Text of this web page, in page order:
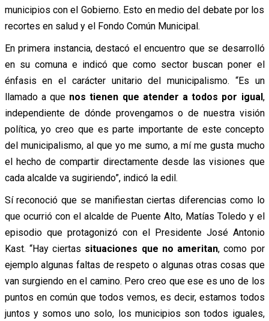
municipios con el Gobierno. Esto en medio del debate por los
recortes en salud y el Fondo Común Municipal.
En primera instancia, destacó el encuentro que se desarrolló
en su comuna e indicó que como sector buscan poner el
énfasis en el carácter unitario del municipalismo. “Es un
llamado a que nos tienen que atender a todos por igual,
independiente de dónde provengamos o de nuestra visión
política, yo creo que es parte importante de este concepto
del municipalismo, al que yo me sumo, a mí me gusta mucho
el hecho de compartir directamente desde las visiones que
cada alcalde va sugiriendo”, indicó la edil.
Sí reconoció que se manifiestan ciertas diferencias como lo
que ocurrió con el alcalde de Puente Alto, Matías Toledo y el
episodio que protagonizó con el Presidente José Antonio
Kast. “Hay ciertas situaciones que no ameritan, como por
ejemplo algunas faltas de respeto o algunas otras cosas que
van surgiendo en el camino. Pero creo que ese es uno de los
puntos en común que todos vemos, es decir, estamos todos
juntos y somos uno solo, los municipios son todos iguales,